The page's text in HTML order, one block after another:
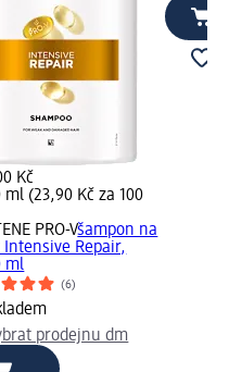
Kč
ml (23,90 Kč za 100
PRO-Všampon na
Intensive Repair,
ml
(6)
prodejnu dm